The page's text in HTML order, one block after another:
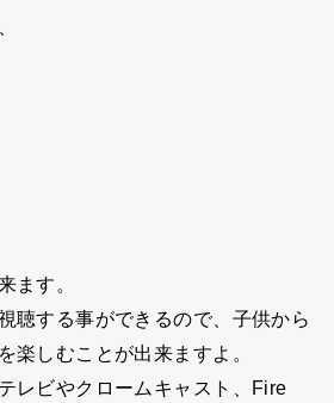
ます。
聴する事ができるので、子供から
楽しむことが出来ますよ。
レビやクロームキャスト、Fire